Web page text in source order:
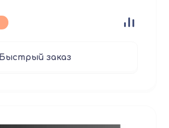
Быстрый заказ